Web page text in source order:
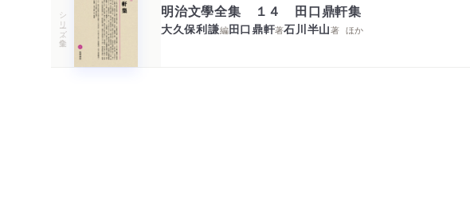
シリーズ・全集 明治文學全集 １４ 田口鼎軒集
大久保利謙編田口鼎軒著石川半山著 ほか